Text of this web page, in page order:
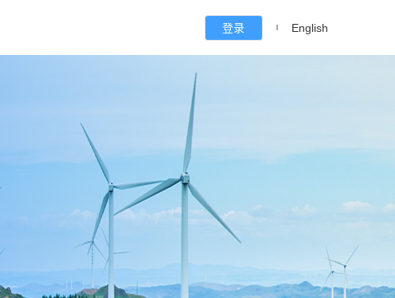
登录 English